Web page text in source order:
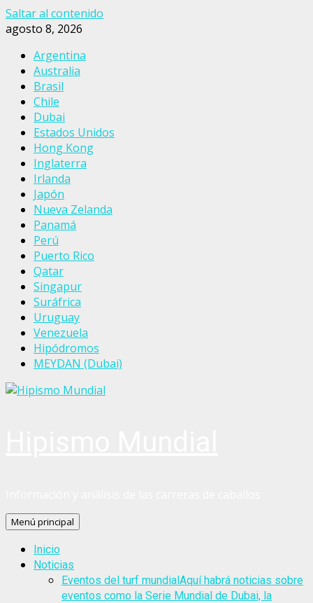
Saltar al contenido
agosto 8, 2026
Argentina
Australia
Brasil
Chile
Dubai
Estados Unidos
Hong Kong
Inglaterra
Irlanda
Japón
Nueva Zelanda
Panamá
Perú
Puerto Rico
Qatar
Singapur
Suráfrica
Uruguay
Venezuela
Hipódromos
MEYDAN (Dubai)
Menú principal
Inicio
Noticias
Eventos del turf mundialAquí habrá noticias sobre
eventos como la Serie Mundial de Dubai, la